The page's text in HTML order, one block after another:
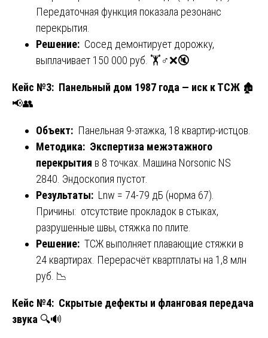
Передаточная функция показала резонанс
перекрытия.
Решение: Сосед демонтирует дорожку,
выплачивает 150 000 руб. 🏋️♂️❌🔇
Кейс №3: Панельный дом 1987 года — иск к ТСЖ 🏚️
📢👥
Объект: Панельная 9-этажка, 18 квартир-истцов.
Методика: Экспертиза межэтажного
перекрытия в 8 точках. Машина Norsonic NS
2840. Эндоскопия пустот.
Результаты: Lnw = 74-79 дБ (норма 67).
Причины: отсутствие прокладок в стыках,
разрушенные швы, стяжка по плите.
Решение: ТСЖ выполняет плавающие стяжки в
24 квартирах. Перерасчёт квартплаты на 1,8 млн
руб. 📉
Кейс №4: Скрытые дефекты и фланговая передача
звука 🔍🔊